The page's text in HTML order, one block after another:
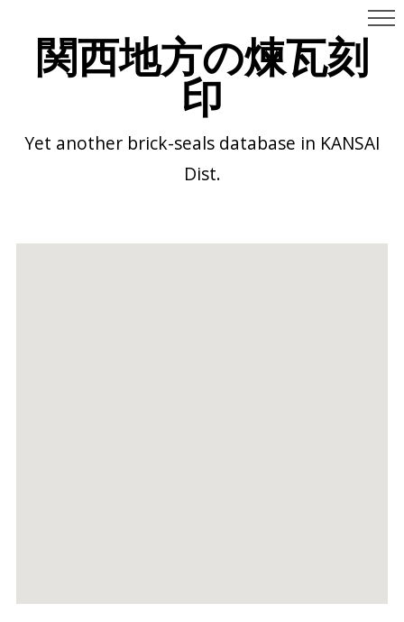
関西地方の煉瓦刻
印
Yet another brick-seals database in KANSAI
Dist.